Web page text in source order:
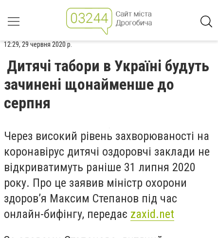
12:29, 29 червня 2020 р.
Дитячі табори в Україні будуть
зачинені щонайменше до
серпня
Через високий рівень захворюваності на
коронавірус дитячі оздоровчі заклади не
відкриватимуть раніше 31 липня 2020
року. Про це заявив міністр охорони
здоров’я Максим Степанов під час
онлайн-бифінгу, передає zaxid.net